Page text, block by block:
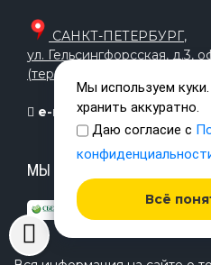
САНКТ-ПЕТЕРБУРГ,
ул. Гельсингфорсская, д.3,
(территория завода
e-mail: info@timetrial.ru
МЫ ПРИНИМАЕМ К ОПЛАТЕ:
Мы используем
хранить аккуратно.
Даю согласие с
Всё